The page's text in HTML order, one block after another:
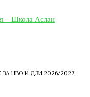
НВО И ДЗИ 2026/2027